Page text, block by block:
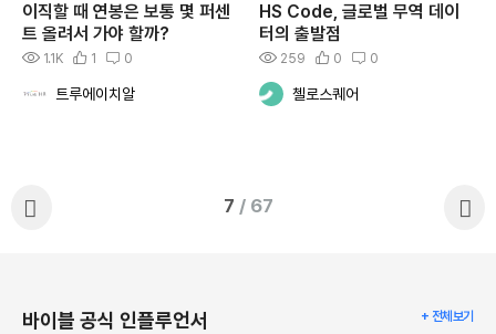
이직할 때 연봉은 보통 몇 퍼센
트 올려서 가야 할까?
1.1K 1 0
트루에이치알
HS Code, 글로벌 무역 데이
터의 출발점
259 0 0
첼로스퀘어
7 / 67
바이블 공식 인플루언서 + 전체보기